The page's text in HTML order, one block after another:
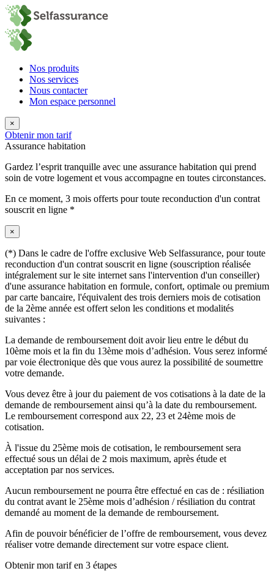
Nos produits
Nos services
Nous contacter
Mon espace personnel
×
Obtenir mon tarif
Assurance habitation
Gardez l’esprit tranquille avec une assurance habitation qui prend
soin de votre logement et vous accompagne en toutes circonstances.
En ce moment, 3 mois offerts pour toute reconduction d'un contrat
souscrit en ligne *
×
(*) Dans le cadre de l'offre exclusive Web Selfassurance, pour toute
reconduction d'un contrat souscrit en ligne (souscription réalisée
intégralement sur le site internet sans l'intervention d'un conseiller)
d'une assurance habitation en formule, confort, optimale ou premium
par carte bancaire, l'équivalent des trois derniers mois de cotisation
de la 2ème année est offert selon les conditions et modalités
suivantes :
La demande de remboursement doit avoir lieu entre le début du
10ème mois et la fin du 13ème mois d’adhésion. Vous serez informé
par voie électronique dès que vous aurez la possibilité de soumettre
votre demande.
Vous devez être à jour du paiement de vos cotisations à la date de la
demande de remboursement ainsi qu’à la date du remboursement.
Le remboursement correspond aux 22, 23 et 24ème mois de
cotisation.
À l'issue du 25ème mois de cotisation, le remboursement sera
effectué sous un délai de 2 mois maximum, après étude et
acceptation par nos services.
Aucun remboursement ne pourra être effectué en cas de : résiliation
du contrat avant le 25ème mois d’adhésion / résiliation du contrat
demandé au moment de la demande de remboursement.
Afin de pouvoir bénéficier de l’offre de remboursement, vous devez
réaliser votre demande directement sur votre espace client.
Obtenir mon tarif en 3 étapes